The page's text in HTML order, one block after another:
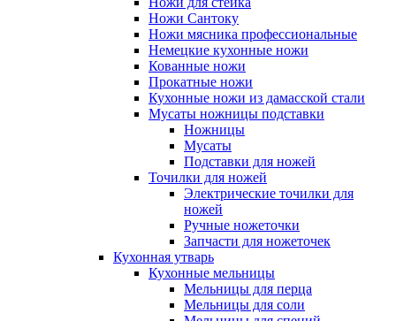
Ножи Сантоку
Ножи мясника профессиональные
Немецкие кухонные ножи
Кованные ножи
Прокатные ножи
Кухонные ножи из дамасской стали
Мусаты ножницы подставки
Ножницы
Мусаты
Подставки для ножей
Точилки для ножей
Электрические точилки для
ножей
Ручные ножеточки
Запчасти для ножеточек
Кухонная утварь
Кухонные мельницы
Мельницы для перца
Мельницы для соли